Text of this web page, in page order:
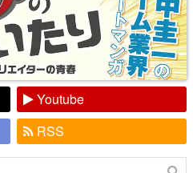
Youtube
RSS